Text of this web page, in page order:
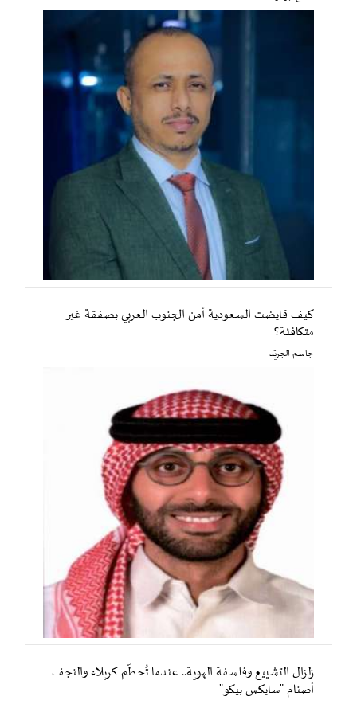
كيف قايضت السعودية أمن الجنوب العربي بصفقة غير
متكافئة؟
جاسم الجريّد
زلزال التشييع وفلسفة الهوية.. عندما تُحطّم كربلاء والنجف
أصنام "سايكس بيكو"